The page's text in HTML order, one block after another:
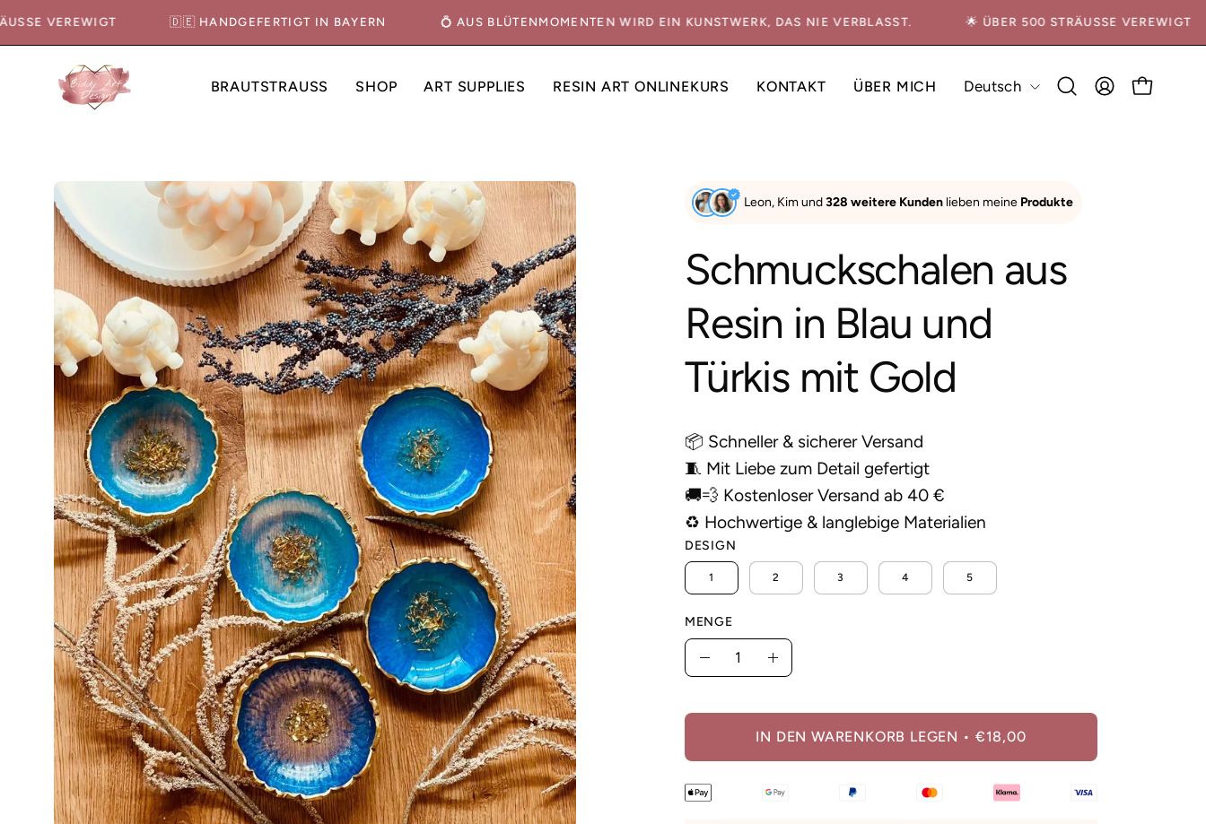
VEREWIGT 🇩🇪 HANDGEFERTIGT IN BAYERN 💍 AUS BLÜTENMOMENTEN WIRD EIN KUNSTWERK, DAS NIE VERBLASST. 🌟 ÜBER 500 STRÄUSSE VEREWIGT
BRAUTSTRAUSS SHOP ART SUPPLIES RESIN ART ONLINEKURS KONTAKT ÜBER MICH FAQ
Sprache
Deutsch
Suchleiste
MEIN
Bild-
Lightbox
öffnen
Bild-
Lightbox
öffnen
Leon, Kim und328 weitere Kunden lieben meine Produkte
Schmuckschalen aus
Resin in Blau und
Türkis mit Gold
📦 Schneller & sicherer Versand
🧵 Mit Liebe zum Detail gefertigt
🚚💨 Kostenloser Versand ab 40 €
♻️ Hochwertige & langlebige Materialien
DESIGN
1 2 3 4 5
MENGE
Menge
Menge
Menge
IN DEN WARENKORB LEGEN €18,00